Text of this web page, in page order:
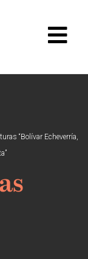
“Bolívar Echeverría,